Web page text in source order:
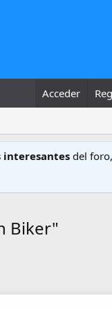
Acceder
interesantes del
Biker"